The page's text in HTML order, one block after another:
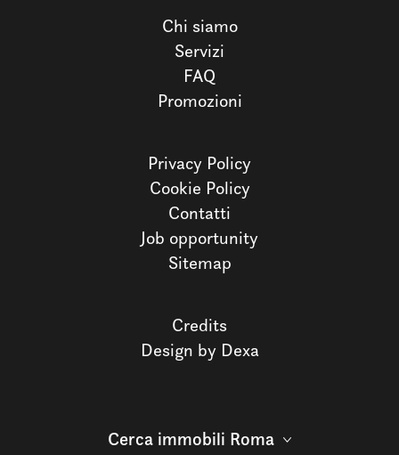
Chi siamo
Servizi
FAQ
Promozioni
Privacy Policy
Cookie Policy
Contatti
Job opportunity
Sitemap
Credits
Design by Dexa
Cerca immobili Roma